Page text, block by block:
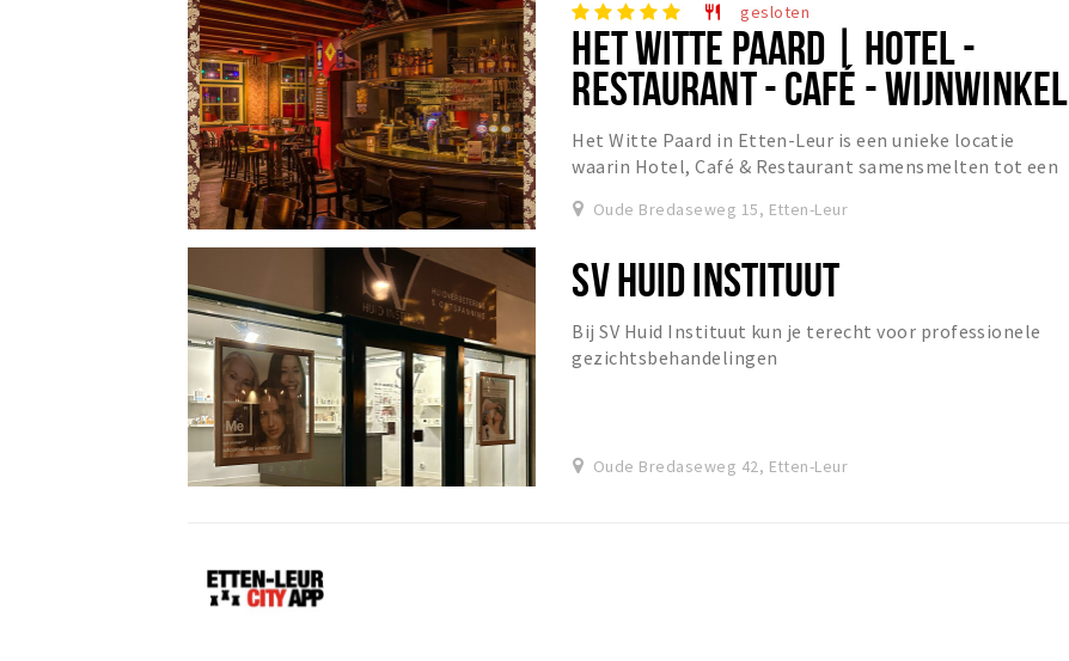
restaurant gesloten
HET WITTE PAARD | HOTEL -
RESTAURANT - CAFÉ - WIJNWINKEL
Het Witte Paard in Etten-Leur is een unieke locatie
waarin Hotel, Café & Restaurant samensmelten tot een
Oude Bredaseweg 15, Etten-Leur
SV HUID INSTITUUT
Bij SV Huid Instituut kun je terecht voor professionele
gezichtsbehandelingen
Oude Bredaseweg 42, Etten-Leur
Etten-
Leur